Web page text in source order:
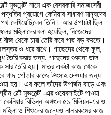
মুভমেন্ট' নামে এক বেসরকারি সমাজসেবী
প্রয়োগে কেনিয়ার সাধারণ মানুষদের
দেখিয়েছিলেন তিনি। আর উপায়টা ছিল
মহিলাদের বলা হয়েছিল, নিজেদের
বীজ থেকে চারা তৈরি করে গাছ বড় করতে।
জলস্তর ও ধরে রাখে। গাছেদের থেকে ফুল,
তৈরি করার জন্য; গাছেদের শুকনো ডাল
সার তৈরি হয়। মাত্র একটা কাজ থেকে
গাছ পোঁতার কাজে উৎসাহ দেওয়ার জন্য
হয়। এর ফলে তাঁদের উপার্জন বাড়ে এবং
বেল্ট মুভমেন্ট' -এর ওয়েবসাইটে পাওয়া
বিভিন্ন অঞ্চলে ৫১ মিলিয়ন-এর ও
মহিলা ও শিশুদের জন্যেও নানারকমের কাজ